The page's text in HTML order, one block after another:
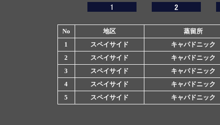
No 地区
蒸留所
1
スペイサイド
キャパドニック
2
スペイサイド
キャパドニック
3
スペイサイド
キャパドニック
4
スペイサイド
キャパドニック
5
スペイサイド キャパドニック